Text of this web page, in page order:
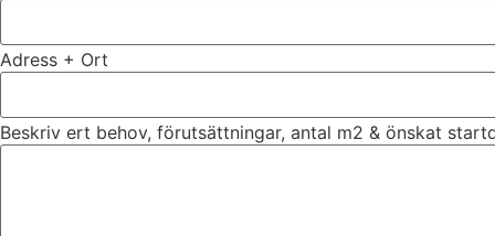
Adress + Ort
Beskriv ert behov, förutsättningar, antal m2 & önskat